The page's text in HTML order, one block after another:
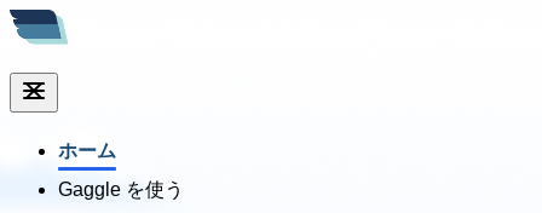
ホーム
Gaggle を使う